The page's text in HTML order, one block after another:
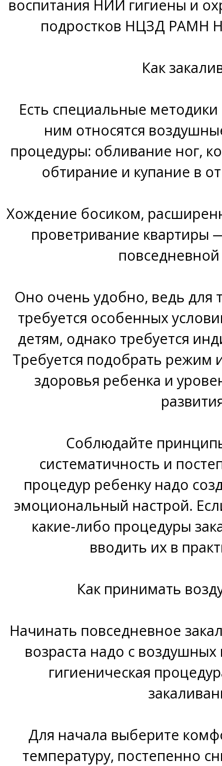
воспитания НИИ гигиены и
подростков НЦЗД РАМН
Как
Есть специальные
ним относятся
процедуры: обливание ног,
обтирание и купание в
Хождение босиком,
проветривание квартиры
Оно очень удобно, ведь для
требуется особенных
детям, однако требуется
Требуется подобрать режим
здоровья ребенка и
Соблюдайте
систематичность и
процедур ребенку надо
эмоциональный настрой.
какие-либо процедуры
вводить их в
Как принимать
Начинать повседневное
возраста надо с
гигиеническая
Для начала выберите
температуру, постепенно